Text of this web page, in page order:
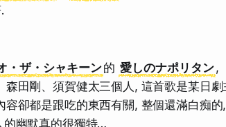
・ザ・シャキーン的 愛しのナポリタン,
森田剛、須賀健太三個人, 這首歌是某日
容卻都是跟吃的東西有關, 整個還滿白痴
幽默真的很獨特…